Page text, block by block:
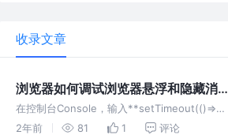
收录文章
浏览器如何调试浏览器悬浮和隐藏消失
文件的样式,element tooltip效果为例
在控制台Console，输入**setTimeout(()=>
{debugger},3000)**， 回车，然后鼠标快速移
2年前 81 1 评论